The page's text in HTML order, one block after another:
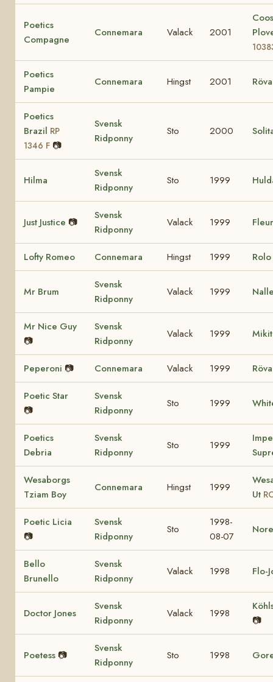
Poetics
Compagne
Connemara Valack 2001
Poetics
Pampie
Connemara Hingst 2001
Poetics
Brazil RP
1346 F 📷
Svensk
Ridponny
Sto 2000
Hilma
Svensk
Ridponny
Sto 1999
Just Justice 📷
Svensk
Ridponny
Valack 1999
Lofty Romeo Connemara Hingst 1999 Rolo
Mr Brum
Svensk
Ridponny
Valack 1999
Mr Nice Guy
📷
Svensk
Ridponny
Valack 1999
Peperoni 📷 Connemara Valack 1999
Poetic Star
📷
Svensk
Ridponny
Sto 1999
Poetics
Debria
Svensk
Ridponny
Sto 1999
Wesaborgs
Tziam Boy
Connemara Hingst 1999
Ut
Poetic Licia
📷
Svensk
Ridponny
Sto
1998-
08-07
Bello
Brunello
Svensk
Ridponny
Valack 1998 Flo-
Doctor Jones
Svensk
Ridponny
Valack 1998
📷
Poetess 📷
Svensk
Ridponny
Sto 1998